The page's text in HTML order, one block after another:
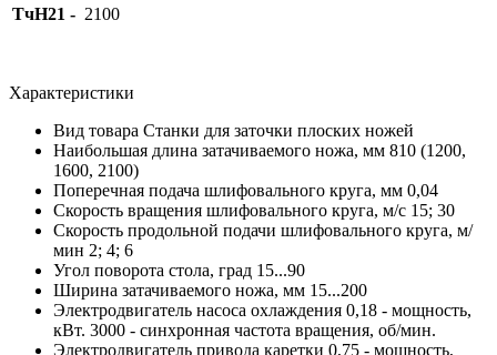
ТчН21 - 2100
Характеристики
Вид товара Станки для заточки плоских ножей
Наибольшая длина затачиваемого ножа, мм 810 (1200,
1600, 2100)
Поперечная подача шлифовального круга, мм 0,04
Скорость вращения шлифовального круга, м/с 15; 30
Скорость продольной подачи шлифовального круга, м/
мин 2; 4; 6
Угол поворота стола, град 15...90
Ширина затачиваемого ножа, мм 15...200
Электродвигатель насоса охлаждения 0,18 - мощность,
кВт. 3000 - синхронная частота вращения, об/мин.
Электродвигатель привода каретки 0,75 - мощность,